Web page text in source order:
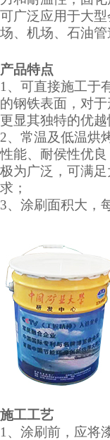
可广泛应用于大
场、机场、石油管
产品特点
1、可直接施工于
的钢铁表面，对
更显其独特的优越
2、常温及低温烘
性能、耐侯性优
极为广泛，可满
求；
3、涂刷面积大，
施工工艺
1、涂刷前，应将